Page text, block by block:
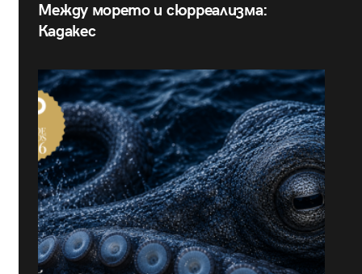
Между морето и сюрреализма:
Кадакес